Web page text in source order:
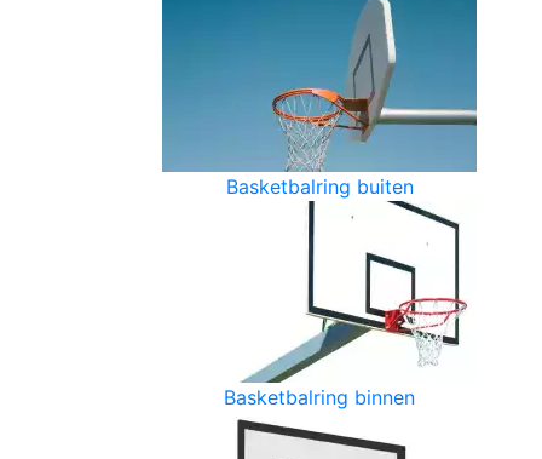
Basketbalring buiten
Basketbalring binnen